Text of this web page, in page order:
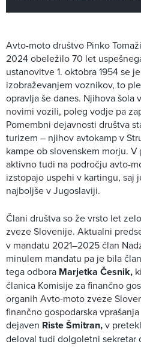
Avto-moto društvo Pinko
2024 obeležilo 70 let
ustanovitve 1. oktobra 1954 se
izobraževanjem voznikov, to
opravlja še danes. Njihova šola
novimi vozili, poleg vodje pa
Pomembni dejavnosti društva
turizem – njihov avtokamp v
kampe ob slovenskem morju.
aktivno tudi na področju avto-
izstopajo uspehi v kartingu, saj
najboljše v Jugoslaviji.
Člani društva so že vrsto let
zveze Slovenije. Aktualni
v mandatu 2021–2025 član
minulem mandatu pa je bila
tega odbora Marjetka Česnik,
članica Komisije za finančno
organih Avto-moto zveze
finančno gospodarska
dejaven Riste Šmitran,v
deloval tudi dolgoletni sekretar